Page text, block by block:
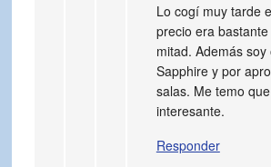
Lo cogí muy tarde
precio era
mitad. Además soy
Sapphire y por
salas. Me temo
interesante.
Responder